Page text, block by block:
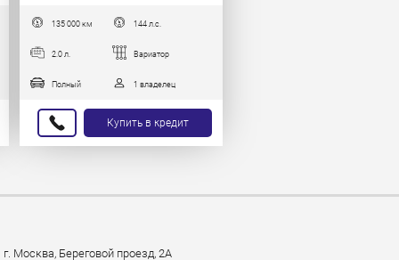
135 000 км 144 л.с.
2.0 л. Вариатор
Полный 1 владелец
Купить в кредит
Москва, Береговой проезд, 2А